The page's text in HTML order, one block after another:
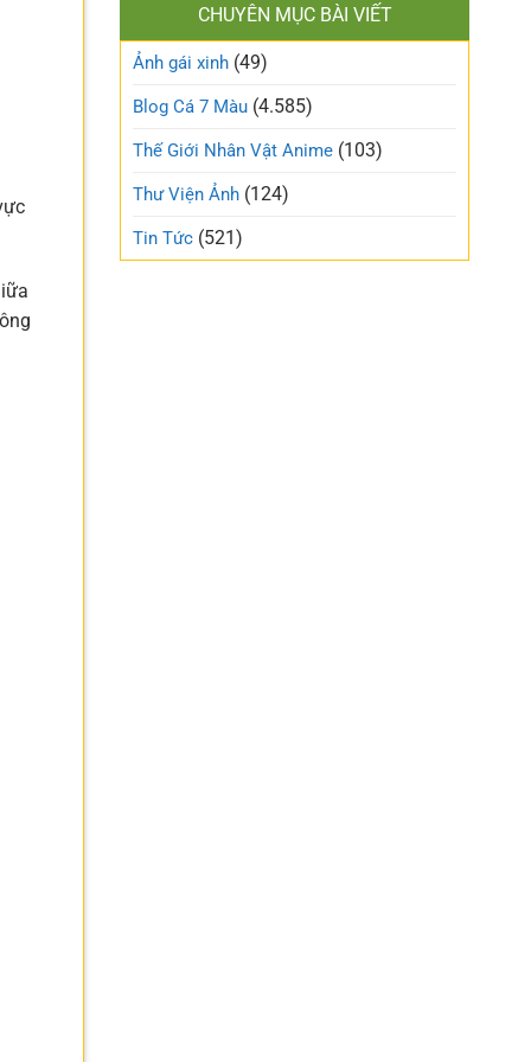
gió
trên
xinh
cute
trẻo
nhất
CHUYÊN MỤC BÀI VIẾT
Ảnh gái xinh (49)
Blog Cá 7 Màu (4.585)
Thế Giới Nhân Vật Anime (103)
Thư Viện Ảnh (124)
Tin Tức (521)